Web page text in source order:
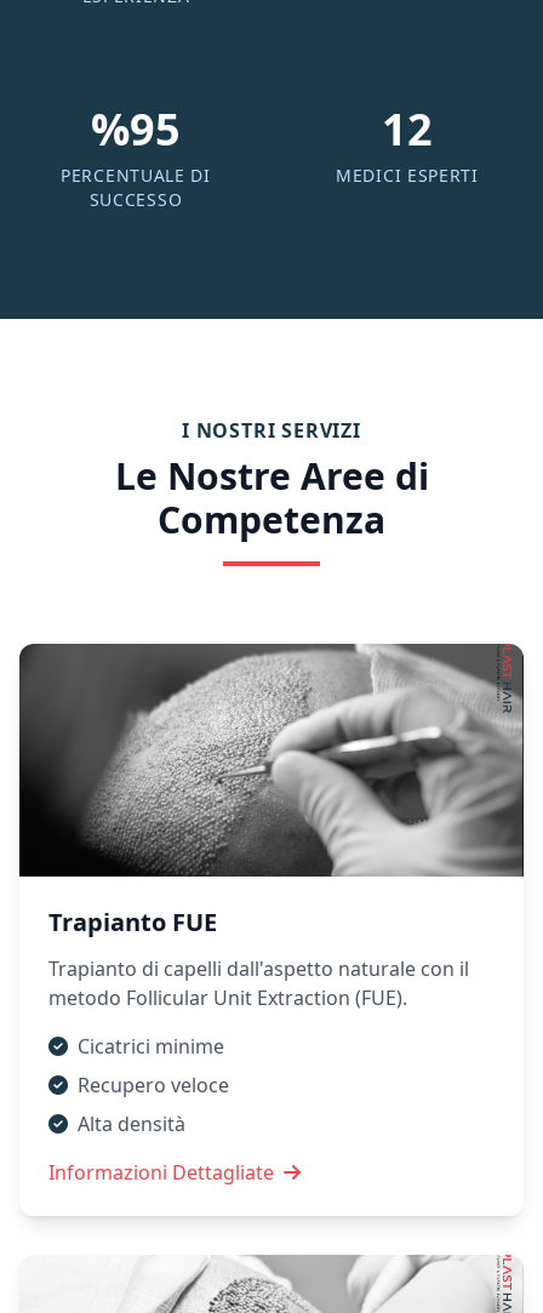
%95
PERCENTUALE DI
SUCCESSO
12
MEDICI ESPERTI
I NOSTRI SERVIZI
Le Nostre Aree di
Competenza
Trapianto FUE
Trapianto di capelli dall'aspetto naturale con il
metodo Follicular Unit Extraction (FUE).
Cicatrici minime
Recupero veloce
Alta densità
Informazioni Dettagliate